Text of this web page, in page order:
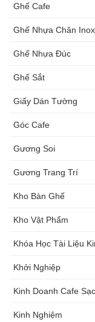
Ghế Cafe
Ghế Nhựa Chân Inox
Ghế Nhựa Đúc
Ghế Sắt
Giấy Dán Tường
Góc Cafe
Gương Soi
Gương Trang Trí
Kho Bàn Ghế
Kho Vật Phẩm
Khóa Học Tài Liệu
Khởi Nghiệp
Kinh Doanh Cafe
Kinh Nghiệm